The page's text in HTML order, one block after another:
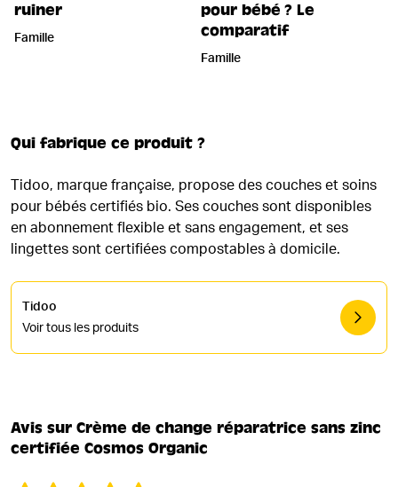
ruiner
Famille
pour bébé ? Le
comparatif
Famille
Qui fabrique ce produit ?
Tidoo, marque française, propose des couches et soins
pour bébés certifiés bio. Ses couches sont disponibles
en abonnement flexible et sans engagement, et ses
lingettes sont certifiées compostables à domicile.
Tidoo
Voir tous les produits
Avis sur Crème de change réparatrice sans zinc
certifiée Cosmos Organic